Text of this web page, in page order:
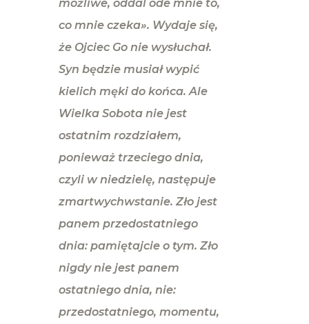
możliwe, oddal ode mnie to,
co mnie czeka». Wydaje się,
że Ojciec Go nie wysłuchał.
Syn będzie musiał wypić
kielich męki do końca. Ale
Wielka Sobota nie jest
ostatnim rozdziałem,
ponieważ trzeciego dnia,
czyli w niedzielę, następuje
zmartwychwstanie. Zło jest
panem przedostatniego
dnia: pamiętajcie o tym. Zło
nigdy nie jest panem
ostatniego dnia, nie:
przedostatniego, momentu,